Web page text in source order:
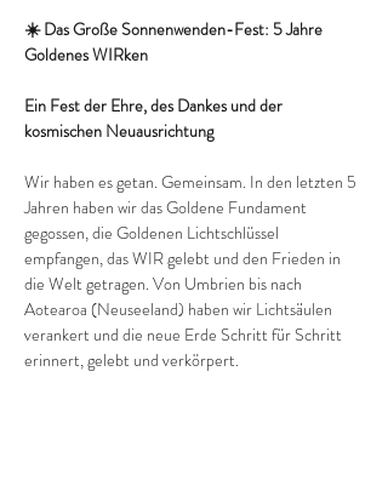
☀️ Das Große Sonnenwenden-Fest: 5 Jahre
Goldenes WIRken
Ein Fest der Ehre, des Dankes und der
kosmischen Neuausrichtung
Wir haben es getan. Gemeinsam. In den letzten 5
Jahren haben wir das Goldene Fundament
gegossen, die Goldenen Lichtschlüssel
empfangen, das WIR gelebt und den Frieden in
die Welt getragen. Von Umbrien bis nach
Aotearoa (Neuseeland) haben wir Lichtsäulen
verankert und die neue Erde Schritt für Schritt
erinnert, gelebt und verkörpert.